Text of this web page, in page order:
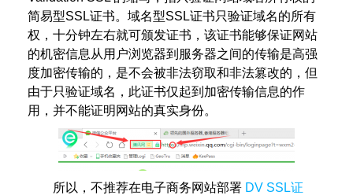
简易型SSL证书。域名型SSL证书只验证域名的所有
权，十分钟左右就可颁发证书，该证书能够保证网站
的机密信息从用户浏览器到服务器之间的传输是高强
度加密传输的，是不会被非法窃取和非法篡改的，但
由于只验证域名，此证书仅起到加密传输信息的作
用，并不能证明网站的真实身份。
所以，不推荐在电子商务网站部署 DV SSL证